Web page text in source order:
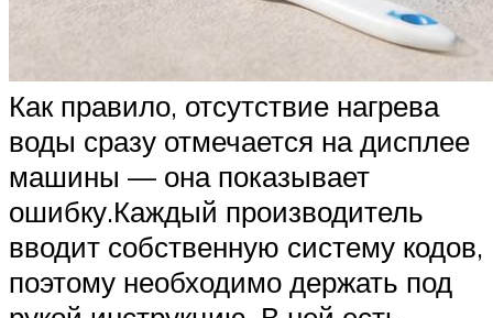
Как правило, отсутствие нагрева
воды сразу отмечается на дисплее
машины — она показывает
ошибку.Каждый производитель
вводит собственную систему кодов,
поэтому необходимо держать под